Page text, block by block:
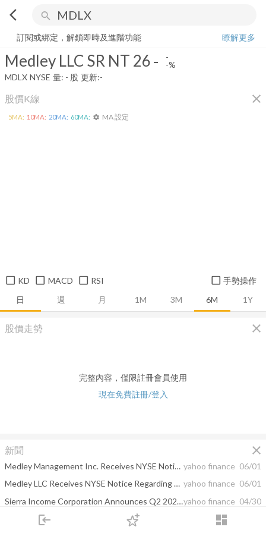
arrow_back_ios search
login dashboard
下單
Medley LLC SR NT 26 -
訂閱或綁定，解鎖即時及進階功能
瞭解更多
Medley LLC SR NT 26- -
-%
MDLX NYSE 量: - 股 更新:-
股價K線 close
日 週 月 1M 3M 6M 1Y
5MA: 10MA: 20MA: 60MA: settings MA 設定
KD MACD RSI 手勢操作
股價走勢 close
完整內容，僅限註冊會員使用
現在免費註冊/登入
新聞 close
Medley Management Inc. Receives NYSE Notice Regarding Delayed Form 10-Q Filing yahoo finance 06/01
Medley LLC Receives NYSE Notice Regarding Delayed Form 10-Q Filing yahoo finance 06/01
Sierra Income Corporation Announces Q2 2021 Distributionsyahoo finance 04/30
Medley Announces Key Executive Promotions
yahoo finance